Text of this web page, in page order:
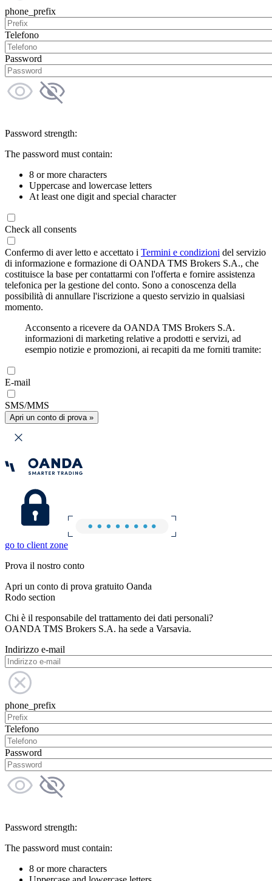
phone_prefix
Telefono
Password
Password strength:
The password must contain:
8 or more characters
Uppercase and lowercase letters
At least one digit and special character
Check all consents
Confermo di aver letto e accettato i Termini e condizioni del servizio
di informazione e formazione di OANDA TMS Brokers S.A., che
costituisce la base per contattarmi con l'offerta e fornire assistenza
telefonica per la gestione del conto. Sono a conoscenza della
possibilità di annullare l'iscrizione a questo servizio in qualsiasi
momento.
Acconsento a ricevere da OANDA TMS Brokers S.A.
informazioni di marketing relative a prodotti e servizi, ad
esempio notizie e promozioni, ai recapiti da me forniti tramite:
E-mail
SMS/MMS
Apri un conto di prova »
go to client zone
Prova il nostro conto
Apri un conto di prova gratuito Oanda
Rodo section
Chi è il responsabile del trattamento dei dati personali?
OANDA TMS Brokers S.A. ha sede a Varsavia.
Indirizzo e-mail
phone_prefix
Telefono
Password
Password strength:
The password must contain:
8 or more characters